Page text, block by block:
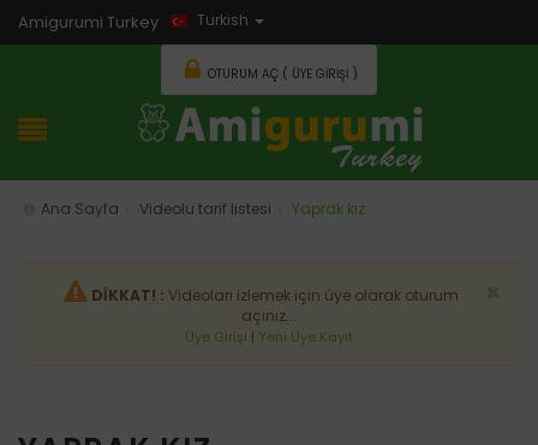
Amigurumi Turkey Turkish
OTURUM AÇ ( ÜYE GIRIŞI )
Ana Sayfa Videolu tarif listesi Yaprak kız
DİKKAT! : Videoları izlemek için üye olarak oturum
açınız...
Üye Girişi | Yeni Üye Kayıt